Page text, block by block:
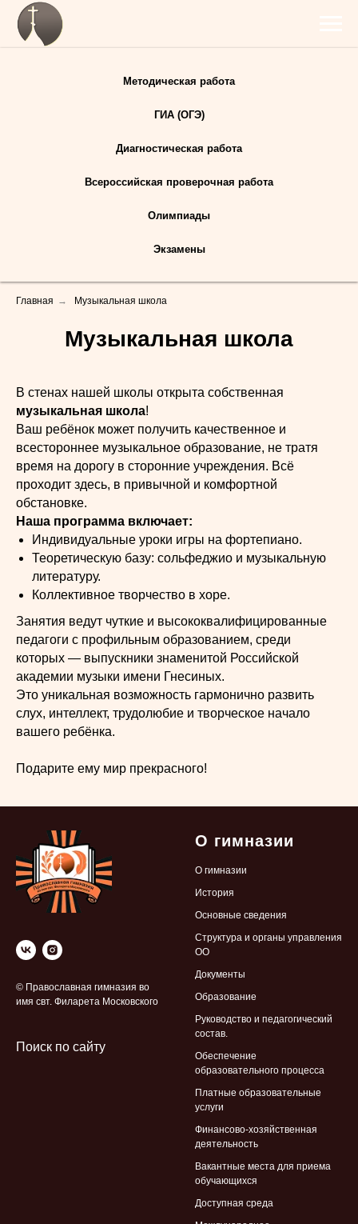
Методическая работа
ГИА (ОГЭ)
Диагностическая работа
Всероссийская проверочная работа
Олимпиады
Экзамены
Главная → Музыкальная школа
Музыкальная школа
В стенах нашей школы открыта собственная
музыкальная школа!
Ваш ребёнок может получить качественное и
всестороннее музыкальное образование, не тратя
время на дорогу в сторонние учреждения. Всё
проходит здесь, в привычной и комфортной
обстановке.
Наша программа включает:
Индивидуальные уроки игры на фортепиано.
Теоретическую базу: сольфеджио и музыкальную
литературу.
Коллективное творчество в хоре.
Занятия ведут чуткие и высококвалифицированные
педагоги с профильным образованием, среди
которых — выпускники знаменитой Российской
академии музыки имени Гнесиных.
Это уникальная возможность гармонично развить
слух, интеллект, трудолюбие и творческое начало
вашего ребёнка.
Подарите ему мир прекрасного!
© Православная гимназия во
имя свт. Филарета Московского
Поиск по сайту
О гимназии
О гимназии
История
Основные сведения
Структура и органы управления
ОО
Документы
Образование
Руководство и педагогический
состав.
Обеспечение
образовательного процесса
Платные образовательные
услуги
Финансово-хозяйственная
деятельность
Вакантные места для приема
обучающихся
Доступная среда